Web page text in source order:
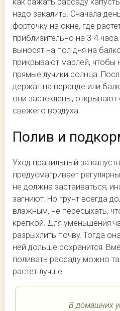
надо закалить. Сначала
форточку на окне, где
приблизительно на 3-4
выносят на пол дня на
прикрывают марлей, чтобы
прямые лучики солнца.
держат на веранде или
они застеклены, открывают
свежего воздуха.
Полив и
Уход правильный за
предусматривает
не должна застаиваться,
загниют. Но грунт всегда
влажным, не пересыхать,
крепкой. Для уменьшения
разрыхлить почву. Тогда
ней дольше сохранится.
поливать рассаду можно
растет лучше.
В домашних